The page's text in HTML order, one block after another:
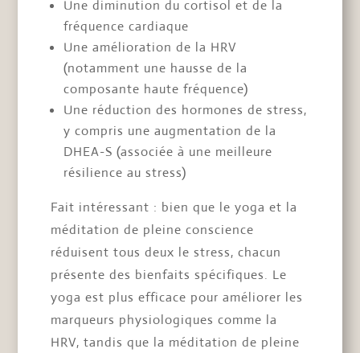
Une diminution du cortisol et de la
fréquence cardiaque
Une amélioration de la HRV
(notamment une hausse de la
composante haute fréquence)
Une réduction des hormones de stress,
y compris une augmentation de la
DHEA-S (associée à une meilleure
résilience au stress)
Fait intéressant : bien que le yoga et la
méditation de pleine conscience
réduisent tous deux le stress, chacun
présente des bienfaits spécifiques. Le
yoga est plus efficace pour améliorer les
marqueurs physiologiques comme la
HRV, tandis que la méditation de pleine